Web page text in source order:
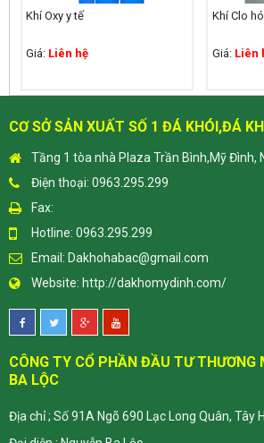
Khí Oxy y tế
Giá: Liên hệ
Khí Clo
Giá: Liên
CƠ SỞ SẢN XUẤT SỐ 1 ĐÁ KHÓI,ĐÁ
Tầng 1 tòa nhà Plaza Trần Bình,Mỹ Đình,
Điện thoại: 0963.295.299
Fax:
Hotline: 0963.295.299
Email: Dakhohabac@gmail.com
Website: http://dakhomydinh.com/
CÔNG TY CỔ PHẦN ĐẦU TƯ THƯƠNG
BA LỘC
Địa chỉ ; Số 91A Ngõ 690 Lạc Long Quân, Tây